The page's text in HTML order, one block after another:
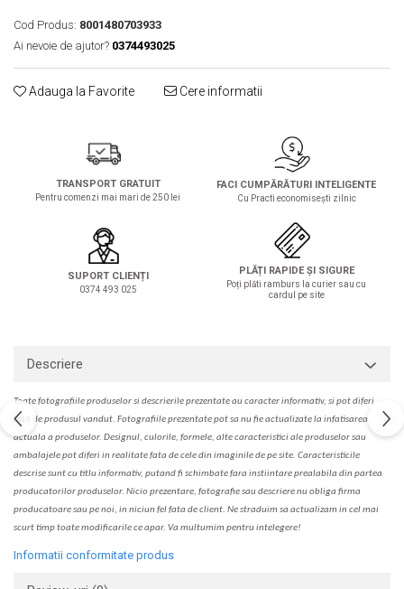
calcar
Cod Produs: 8001480703933
Ai nevoie de ajutor? 0374493025
Adauga la Favorite Cere informatii
TRANSPORT GRATUIT
Pentru comenzi mai mari de 250 lei
FACI CUMPĂRĂTURI INTELIGENTE
Cu Practi economisești zilnic
SUPORT CLIENȚI
0374 493 025
PLĂȚI RAPIDE ȘI SIGURE
Poți plăti ramburs la curier sau cu
cardul pe site
Descriere
Toate fotografiile produselorsidescrierileprezentate au caracter informativ, si pot diferi
fa
ă de produsul vandut. Fotografiile prezentate pot sa nu fie actualizate la infatisarea
actuala a produselor. Designul, culorile, formele, alte caracteristici ale produselor sau
ambalajele pot diferi in realitate fata de cele din imaginile de pe site. Caracteristicile
descrise sunt cu titlu informativ, putand fi schimbate fara instiintare prealabila din partea
producatorilor produselor. Nicio prezentare, fotografie sau descriere nu obliga firma
producatoare sau pe noi, in niciun fel fata de client. Ne straduim sa actualizam in cel mai
scurt timp toate modificarile ce apar. Va multumim pentru intelegere!
Informatii conformitate produs